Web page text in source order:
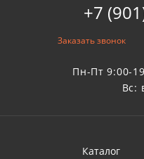
+7
Заказать звонок
Пн-Пт 9:00-
Вс:
Каталог